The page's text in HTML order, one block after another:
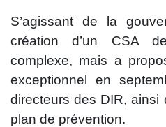
S’agissant de la
création d’un CSA
complexe, mais a
exceptionnel en
directeurs des DIR, ainsi
plan de prévention.